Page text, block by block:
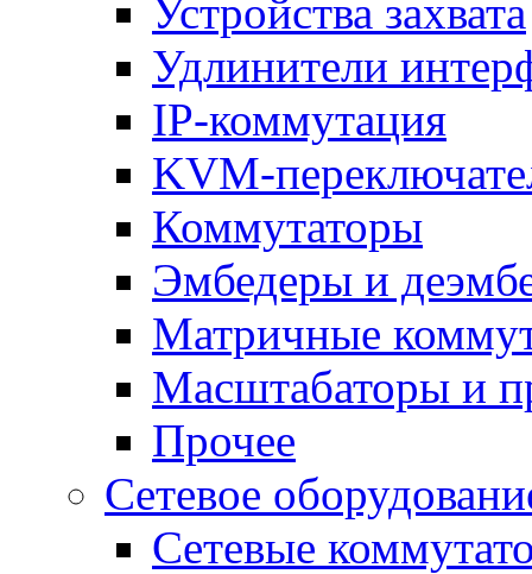
Устройства захвата
Удлинители
IP-коммутация
KVM-
Коммутаторы
Эмбедеры и
Матричные
Масштабаторы и
Прочее
Сетевое
Сетевые